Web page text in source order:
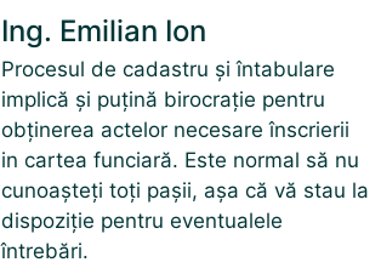
Ing. Emilian Ion
Procesul de cadastru și întabulare
implică și puțină birocrație pentru
obținerea actelor necesare înscrierii
in cartea funciară. Este normal să nu
cunoașteți toți pașii, așa că vă stau la
dispoziție pentru eventualele
întrebări.